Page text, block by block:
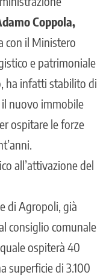
Coppola,
con il Ministero
e patrimoniale
ha infatti stabilito di
nuovo immobile
ospitare le forze
all’attivazione del
di Agropoli, già
consiglio comunale
ospiterà 40
superficie di 3.100